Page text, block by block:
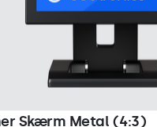
Skærm Metal (4:3)